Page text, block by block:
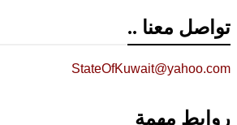
تواصل معنا ..
StateOfKuwait@yahoo.com
روابط مهمة